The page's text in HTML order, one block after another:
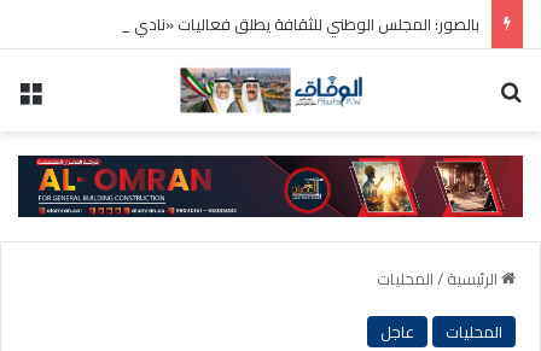
الرئيسية/المحليات
المحليات
عاجل